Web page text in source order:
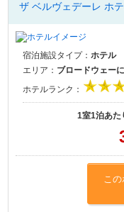
ザ ベルヴェデーレ ホ
宿泊施設タイプ：ホテル
エリア： ブロードウェー
ホテルランク：
1室1泊あた
こ